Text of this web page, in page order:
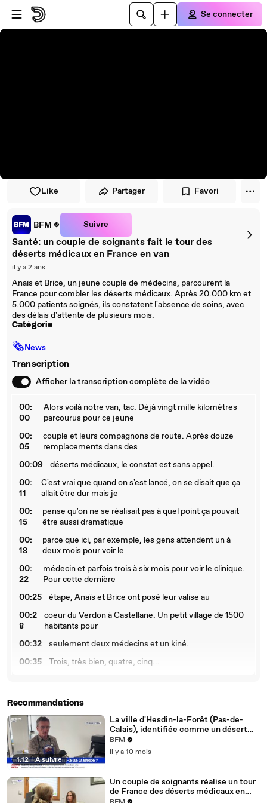
Passer au player
Passer au contenu principal
Se connecter
Like Partager Favori
BFM Suivre
Santé: un couple de soignants fait le tour des
déserts médicaux en France en van
il y a 2 ans
Anaïs et Brice, un jeune couple de médecins, parcourent la
France pour combler les déserts médicaux. Après 20.000 km et
5.000 patients soignés, ils constatent l'absence de soins, avec
des délais d'attente de plusieurs mois.
Catégorie
🗞News
Transcription
Afficher la transcription complète de la vidéo
00:
00
Alors voilà notre van, tac. Déjà vingt mille kilomètres
parcourus pour ce jeune
00:
05
couple et leurs compagnons de route. Après douze
remplacements dans des
00:09
déserts médicaux, le constat est sans appel.
00:
11
C'est vrai que quand on s'est lancé, on se disait que ça
allait être dur mais je
00:
15
pense qu'on ne se réalisait pas à quel point ça pouvait
être aussi dramatique
00:
18
parce que ici, par exemple, les gens attendent un à
deux mois pour voir le
00:
22
médecin et parfois trois à six mois pour voir le clinique.
Pour cette dernière
00:25
étape, Anaïs et Brice ont posé leur valise au
00:2
8
coeur du Verdon à Castellane. Un petit village de 1500
habitants pour
00:32
seulement deux médecins et un kiné.
00:35
Trois, très bien, quatre, cinq...
00:43
Anaïs enchaîne les consultations.
00:
45
On va regarder, on va regarder, puis on va faire une
radio au moins du rachis cervical.
00:49
D'accord.
50
pendant deux semaines.
Recommandations
1:12 | À suivre
La ville d'Hesdin-la-Forêt (Pas-de-
Calais), identifiée comme un désert
médical, bénéficie désormais du
dispositif "Un médecin près de chez
vous"
BFM
il y a 10 mois
Un couple de soignants réalise un tour
de France des déserts médicaux en